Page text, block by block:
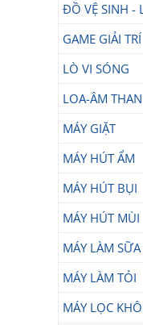
ĐỒ VỆ SINH -
GAME GIẢI TRÍ
LÒ VI SÓNG
LOA-ÂM
MÁY GIẶT
MÁY HÚT ẨM
MÁY HÚT BỤI
MÁY HÚT MÙI
MÁY LÀM
MÁY LÀM TỎI
MÁY LỌC